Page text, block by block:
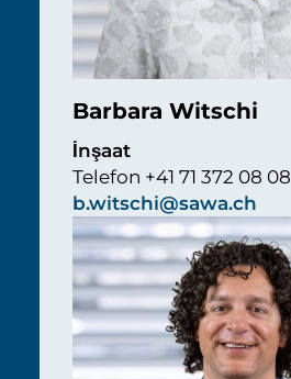
Barbara Witschi
İnşaat
Telefon +41 71 372 08 08
b.witschi@sawa.ch